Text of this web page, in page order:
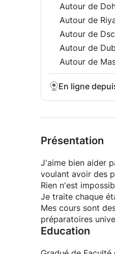
Autour de
Autour de
Autour de
Autour de
Autour de
En ligne
Présentation
J'aime bien aider
voulant avoir des
Rien n'est
Je traite chaque
Mes cours sont
préparatoires
Education